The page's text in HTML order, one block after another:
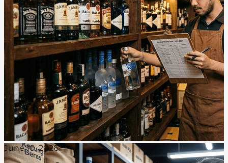
June 10, 2026